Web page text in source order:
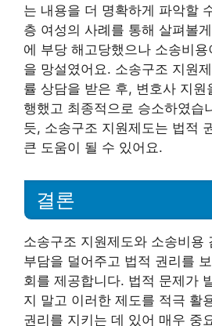
는 내용을 더 명확하게 파악할
층 여성의 사례를 통해 살펴볼
에 부당 해고당했으나 소송비
을 망설였어요. 소송구조 지원
률 상담을 받은 후, 변호사 지원
행했고 최종적으로 승소하였습
듯, 소송구조 지원제도는 법적
큰 도움이 될 수 있어요.
결론
소송구조 지원제도와 소송비용
부담을 덜어주고 법적 권리를
회를 제공합니다. 법적 문제가
지 말고 이러한 제도를 적극 활
권리를 지키는 데 있어 매우 중